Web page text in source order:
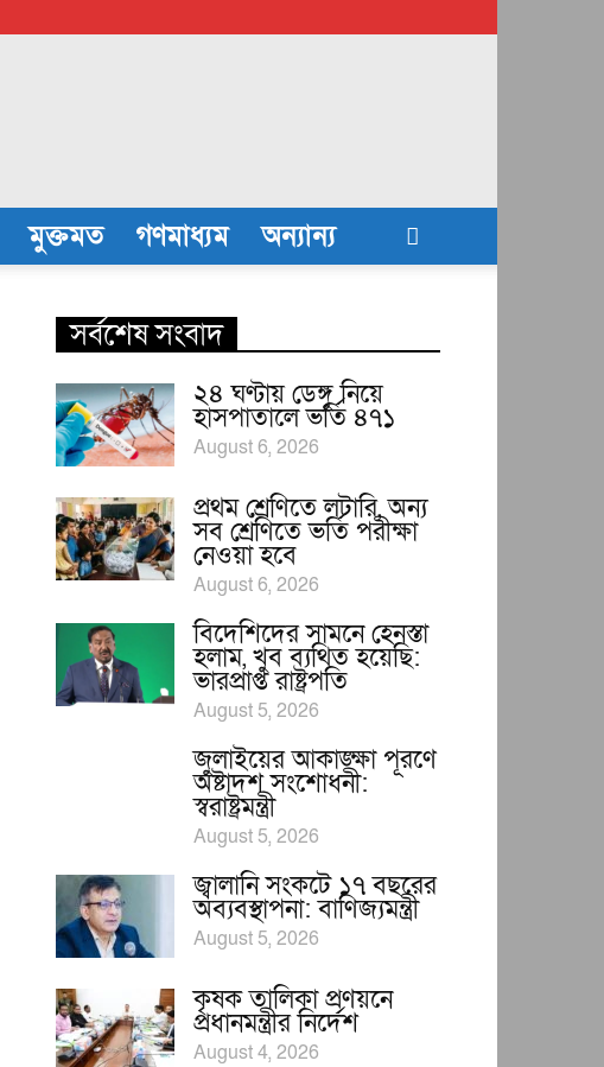
মুক্তমত গণমাধ্যম অন্যান্য
সর্বশেষ সংবাদ
২৪ ঘণ্টায় ডেঙ্গু নিয়ে
হাসপাতালে ভর্তি ৪৭১
August 6, 2026
প্রথম শ্রেণিতে লটারি, অন্য
সব শ্রেণিতে ভর্তি পরীক্ষা
নেওয়া হবে
August 6, 2026
বিদেশিদের সামনে হেনস্তা
হলাম, খুব ব্যথিত হয়েছি:
ভারপ্রাপ্ত রাষ্ট্রপতি
August 5, 2026
জুলাইয়ের আকাঙ্ক্ষা পূরণে
অষ্টাদশ সংশোধনী:
স্বরাষ্ট্রমন্ত্রী
August 5, 2026
জ্বালানি সংকটে ১৭ বছরের
অব্যবস্থাপনা: বাণিজ্যমন্ত্রী
August 5, 2026
কৃষক তালিকা প্রণয়নে
প্রধানমন্ত্রীর নির্দেশ
August 4, 2026